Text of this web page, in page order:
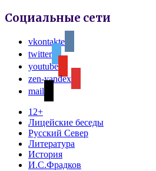
Социальные сети
vkontakte
twitter
youtube
zen-yandex
mail
12+
Лицейские беседы
Русский Север
Литература
История
И.С.Фрадков